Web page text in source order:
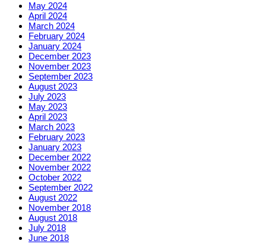
May 2024
April 2024
March 2024
February 2024
January 2024
December 2023
November 2023
September 2023
August 2023
July 2023
May 2023
April 2023
March 2023
February 2023
January 2023
December 2022
November 2022
October 2022
September 2022
August 2022
November 2018
August 2018
July 2018
June 2018